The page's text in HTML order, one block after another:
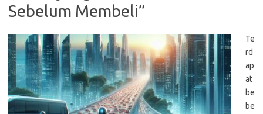
Sebelum Membeli”
Te
rd
ap
at
be
be